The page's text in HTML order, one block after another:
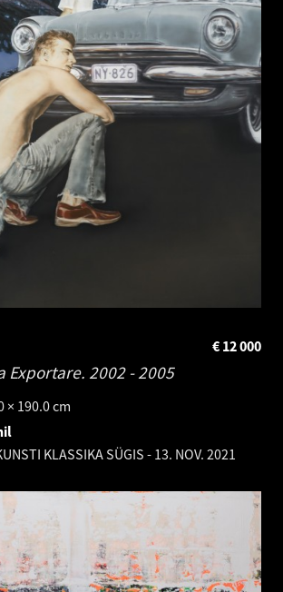
Exportare. 2002 - 2005
× 190.0 cm
12 000
€
KLASSIKA SÜGIS - 13. NOV. 2021